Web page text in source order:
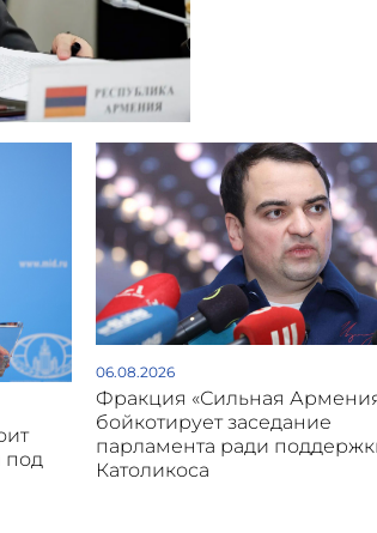
под
06.08.2026
Фракция «Сильная
бойкотирует заседание
парламента ради
Католикоса